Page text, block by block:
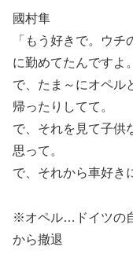
國村隼
「もう好きで。ウ
に勤めてたんですよ。
で、たま～にオペル
帰ったりしてて。
で、それを見て子供
思って。
で、それから車好き
※オペル…ドイツの
から撤退